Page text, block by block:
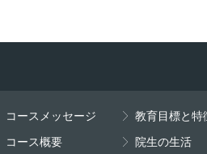
コースメッセージ
教育目標と特
コース概要
院生の生活